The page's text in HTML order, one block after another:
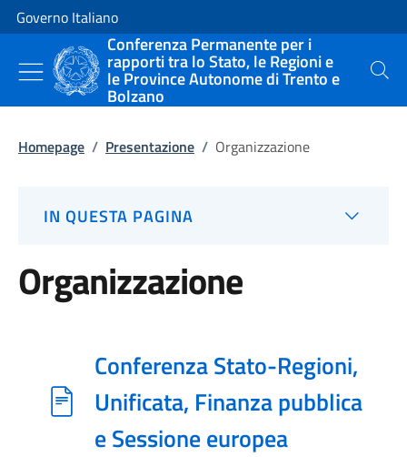
Vai al contenuto
Vai alla navigazione del sito
Governo Italiano
Conferenza Permanente per i
rapporti tra lo Stato, le Regioni e
le Province Autonome di Trento e
Bolzano
Cerca
Homepage / Presentazione / Organizzazione
IN QUESTA PAGINA
Organizzazione
Conferenza Stato-Regioni,
Unificata, Finanza pubblica
e Sessione europea